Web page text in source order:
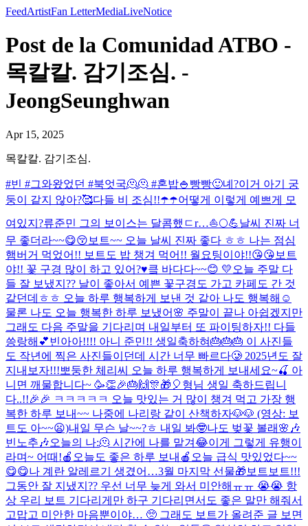
FeedArtistFan LetterMediaLiveNotice
Post de la Comunidad ATBO -
목칼칼. 감기조심. -
JeongSeunghwan
Apr 15, 2025
목칼칼. 감기조심.
#빈 #그와왔었던 #북엇국🫠🫠 #혼밥🍚 빵빵🙂녜?이거 아기 궁
둥이 같지 않아?🥰다들 비 조심!!☂️☂️어떻게 이렇게 예쁘게 모
여있지?류준민 그의 보이스는 달콤했ㄷr…⛵️🌕💪날씨 진짜 너
무 좋더라~~😋😚 보트~~ 오늘 날씨 진짜 좋다 ㅎㅎ 나는 점심
햄버거 먹었어!! 보트도 밥 챙겨 먹어!! 월요팅이야!!😘😘 보트
야!! 꽃 구경 많이 하고 있어?♥️킄 바다다~~😊 💛 오늘 주말 다
들 잘 보냈지?? 날이 좋아서 예쁜 꽃구경도 가고 카페도 간 것
같던데ㅎㅎ 오늘 하루 행복하게 보낸 것 같아 나도 행복해☺️
물론 나도 오늘 행복한 하루 보냈어🌸 주말이 끝나 아쉽겠지만
그래도 다음 주말을 기다리며 내일부터 또 파이팅하자!! 다들
씅랑해💕빈아아!!!! 아니 준민!! 생일축하혀🎂🎂🎂 이 사진들
도 작년에 찍은 사진들이던데 시간 너무 빠르다🥲 2025년도 잘
지내보자!!!뽀둥한 체리씨 오늘 하루 행복하게 보내세요~🍒 아
니면 깨물합니다~ 🥳👏🎉🎂🙌🎊🎁🎈 형님 생일 축하드립니
다..!!🎉🎉 ㅋㅋㅋㅋㅋ 오늘 맛있는 거 많이 챙겨 먹고 가장 행
복한 하루 보내~~ 나중에 나리랑 같이 산책하자🐶🐶 (영상: 보
트도 아~~😦)내일 무슨 날~~?ㅎ 내일 봐🤓나도 벚꽃 볼래🌸 🎶
빈노추🎶오늘의 나:🫠 시간에 나를 맡겨😂이게 그렇게 유행이
라며~ 어때!🍎오늘도 좋은 하루 보내🍎 오늘 급식 맛있었다~~
😋😋나 계란 알레르기 생겼어…3월 마지막 선물🎁 보트보트!!!
그동안 잘 지냈지?? 우선 너무 늦게 와서 미안해ㅠㅠ 😭😭 항
상 우리 보트 기다리게만 하구 기다리면서도 좋은 말만 해줘서
고맙고 미안한 마음뿐이야… 🥺 그래도 보트가 올려준 글 보면